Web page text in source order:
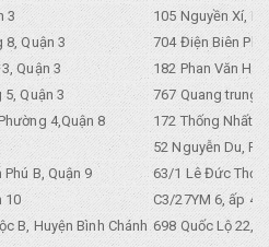
3
105 Nguyền Xí,
8, Quận 3
704 Điện Biên
Quận 3
182 Phan Văn
Quận 3
767 Quang trung,
4,Quận 8
172 Thống Nhất.
52 Nguyễn Du,
B, Quận 9
63/1 Lê Đức Thọ,
10
C3/27YM 6, ấp 4,
B, Huyện Bình Chánh 698 Quốc Lộ 22,